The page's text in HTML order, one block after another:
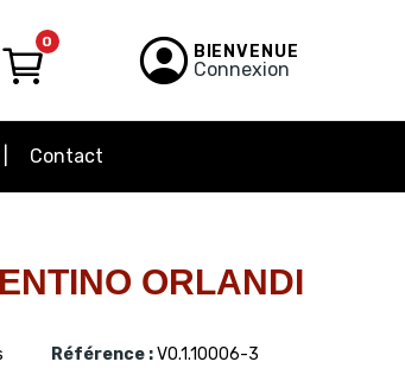
0 BIENVENUE
Connexion
Contact
ORLANDI
Référence :VO.1.10006-3